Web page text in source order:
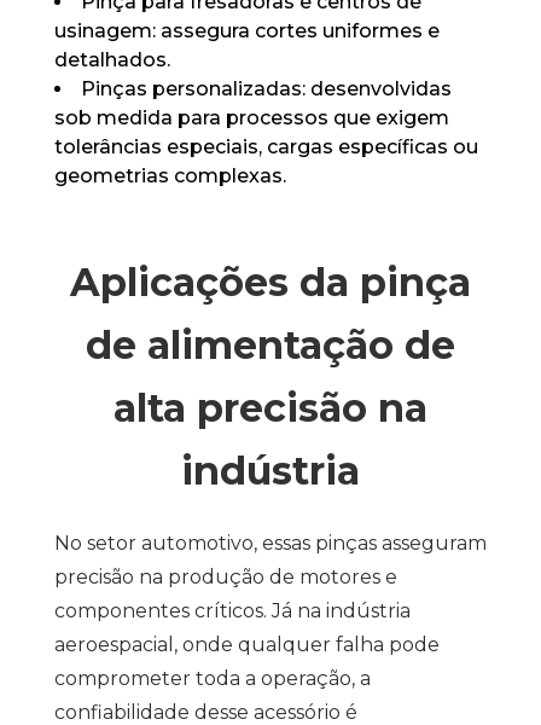
usinagem:assegura cortes uniformes e
detalhados.
Pinças personalizadas:desenvolvidas
sob medida para processos que exigem
tolerâncias especiais, cargas específicas ou
geometrias complexas.
Aplicações da pinça
de alimentação de
alta precisão na
indústria
No setor automotivo, essas pinças asseguram
precisão na produção de motores e
componentes críticos. Já na indústria
aeroespacial, onde qualquer falha pode
comprometer toda a operação, a
confiabilidade desse acessório é